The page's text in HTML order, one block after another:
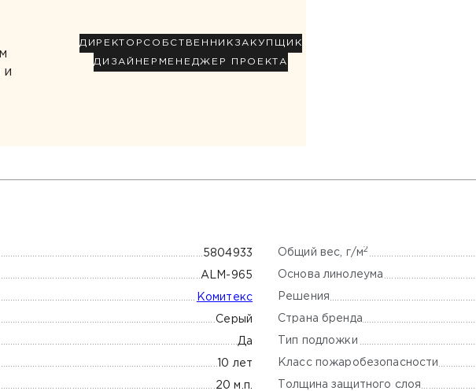
и
ДИРЕКТОР СОБСТВЕННИК ЗАКУПЩИК
ДИЗАЙНЕР МЕНЕДЖЕР ПРОЕКТА
5804933
ALM-965
Комитекс
Серый
Да
10 лет
20 м.п.
Общий вес, г/м2
Основа линолеума
Решения
Страна бренда
Тип подложки
Класс пожаробезопасности
Толщина защитного слоя